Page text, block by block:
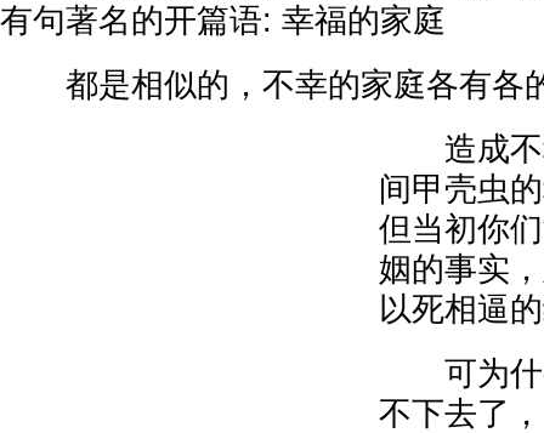
有句著名的开篇语: 幸福的家庭
都是相似的，不幸的家庭各有各
造成不
间甲壳虫
但当初你
姻的事实
以死相逼
可为什
不下去了